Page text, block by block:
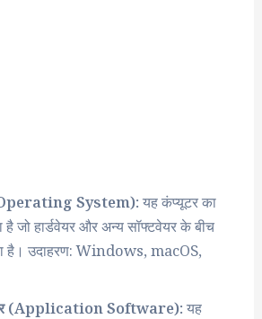
System): यह कंप्यूटर का
है जो हार्डवेयर और अन्य सॉफ्टवेयर के बीच
है। उदाहरण: Windows, macOS,
(Application Software): यह